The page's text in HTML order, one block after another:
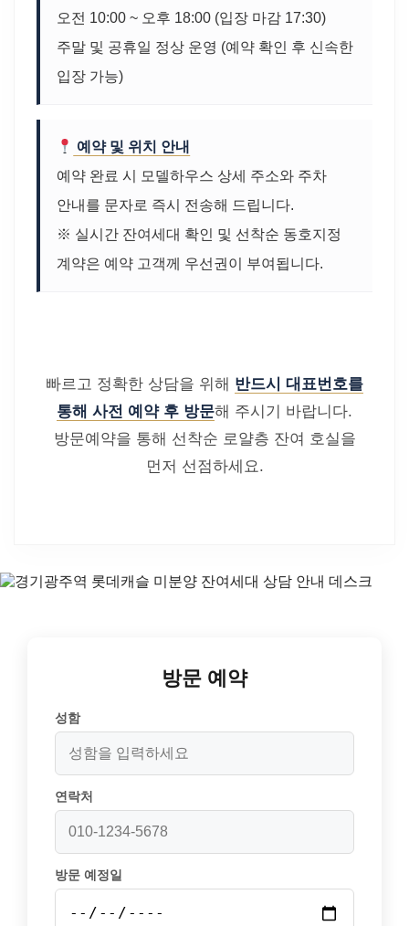
오전 10:00 ~ 오후 18:00 (입장 마감 17:30)
주말 및 공휴일 정상 운영 (예약 확인 후 신속한
입장 가능)
예약 및 위치 안내
예약 완료 시 모델하우스 상세 주소와 주차
안내를 문자로 즉시 전송해 드립니다.
※ 실시간 잔여세대 확인 및 선착순 동호지정
계약은 예약 고객께 우선권이 부여됩니다.
빠르고 정확한 상담을 위해 반드시 대표번호를
통해 사전 예약 후 방문해 주시기 바랍니다.
방문예약을 통해 선착순 로얄층 잔여 호실을
먼저 선점하세요.
방문 예약
성함
연락처
방문 예정일